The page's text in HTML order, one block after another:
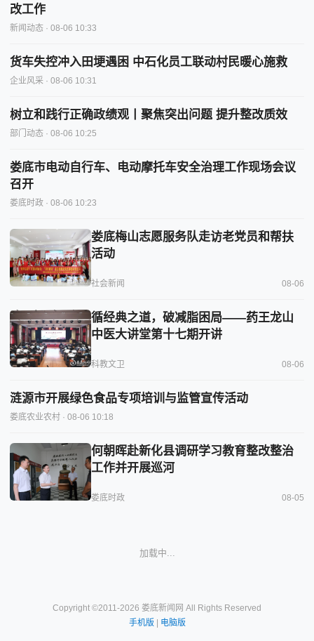
改工作
新闻动态 · 08-06 10:33
货车失控冲入田埂遇困 中石化员工联动村民暖心施救
企业风采 · 08-06 10:31
树立和践行正确政绩观丨聚焦突出问题 提升整改质效
部门动态 · 08-06 10:25
娄底市电动自行车、电动摩托车安全治理工作现场会议
召开
娄底时政 · 08-06 10:23
娄底梅山志愿服务队走访老党员和帮扶
活动
社会新闻 08-06
循经典之道，破减脂困局——药王龙山
中医大讲堂第十七期开讲
科教文卫 08-06
涟源市开展绿色食品专项培训与监管宣传活动
娄底农业农村 · 08-06 10:18
何朝晖赴新化县调研学习教育整改整治
工作并开展巡河
娄底时政 08-05
加载中...
Copyright ©2011-2026 娄底新闻网 All Rights Reserved
手机版
电脑版